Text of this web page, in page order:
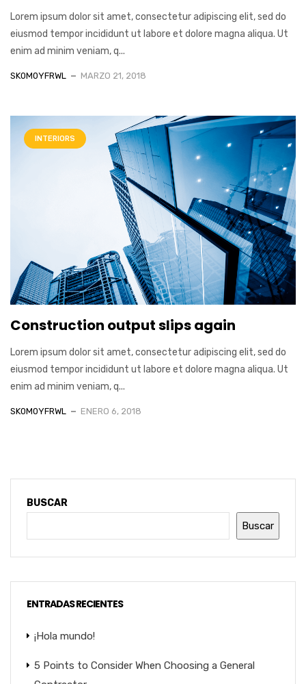
Lorem ipsum dolor sit amet, consectetur adipiscing elit, sed do
eiusmod tempor incididunt ut labore et dolore magna aliqua. Ut
enim ad minim veniam, q...
SK0M0YFRWL MARZO 21, 2018
INTERIORS
Construction output slips again
Lorem ipsum dolor sit amet, consectetur adipiscing elit, sed do
eiusmod tempor incididunt ut labore et dolore magna aliqua. Ut
enim ad minim veniam, q...
SK0M0YFRWL ENERO 6, 2018
BUSCAR
Buscar
ENTRADAS RECIENTES
¡Hola mundo!
5 Points to Consider When Choosing a General